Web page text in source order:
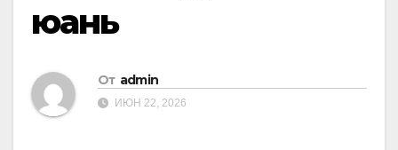
юань
От admin
ИЮН 22, 2026